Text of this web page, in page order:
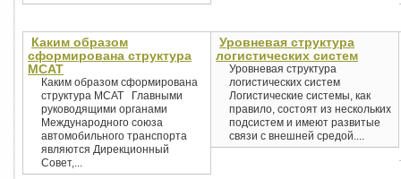
Каким образом
сформирована структура
МСАТ
Каким образом сформирована
структура МСАТ Главными
руководящими органами
Международного союза
автомобильного транспорта
являются Дирекционный
Совет,...
Уровневая структура
логистических систем
Уровневая структура
логистических систем
Логистические системы, как
правило, состоят из нескольких
подсистем и имеют развитые
связи с внешней средой....